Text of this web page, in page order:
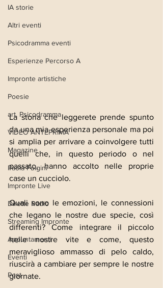
IA storie
Altri eventi
Psicodramma eventi
Esperienze Percorso A
Impronte artistiche
Poesie
art. Psicodramma
VIDEO ANTEPRIMA
Magazine
Paola Fulgini
Impronte Live
Dirette Radio
Streaming Impronte
Appuntamenti
Eventi
Post
La storia che leggerete prende spunto
da una mia esperienza personale ma poi
si amplia per arrivare a coinvolgere tutti
quelli che, in questo periodo o nel
passato, hanno accolto nelle proprie
case un cucciolo.
Quali sono le emozioni, le connessioni
che legano le nostre due specie, così
differenti? Come integrare il piccolo
nelle nostre vite e come, questo
meraviglioso ammasso di pelo caldo,
riuscirà a cambiare per sempre le nostre
giornate.